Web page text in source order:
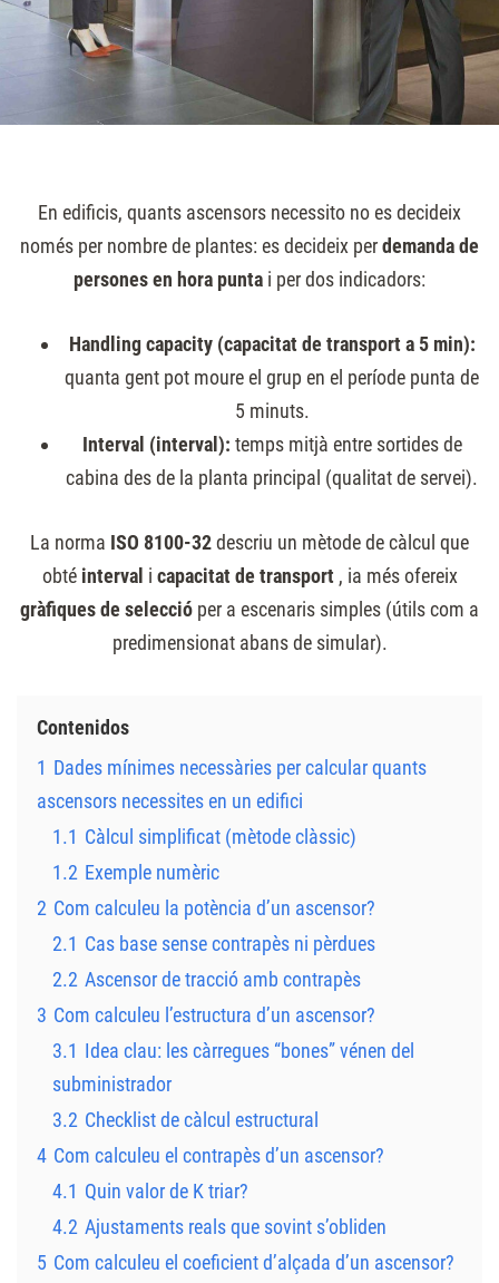
En edificis, quants ascensors necessito no es decideix
només per nombre de plantes: es decideix perdemanda de
persones en hora punta i per dos indicadors:
Handling capacity (capacitat de transport a 5 min):
quanta gent pot moure el grup en el període punta de
5 minuts.
Interval (interval): temps mitjà entre sortides de
cabina des de la planta principal (qualitat de servei).
La norma ISO 8100-32descriu un mètode de càlcul que
obté interval i capacitat de transport, ia més ofereix
gràfiques de selecció per a escenaris simples (útils com a
predimensionat abans de simular).
Contenidos
1 Dades mínimes necessàries per calcular quants
ascensors necessites en un edifici
1.1 Càlcul simplificat (mètode clàssic)
1.2 Exemple numèric
2 Com calculeu la potència d’un ascensor?
2.1 Cas base sense contrapès ni pèrdues
2.2 Ascensor de tracció amb contrapès
3 Com calculeu l’estructura d’un ascensor?
3.1 Idea clau: les càrregues “bones” vénen del
subministrador
3.2 Checklist de càlcul estructural
4 Com calculeu el contrapès d’un ascensor?
4.1 Quin valor de K triar?
4.2 Ajustaments reals que sovint s’obliden
5 Com calculeu el coeficient d’alçada d’un ascensor?